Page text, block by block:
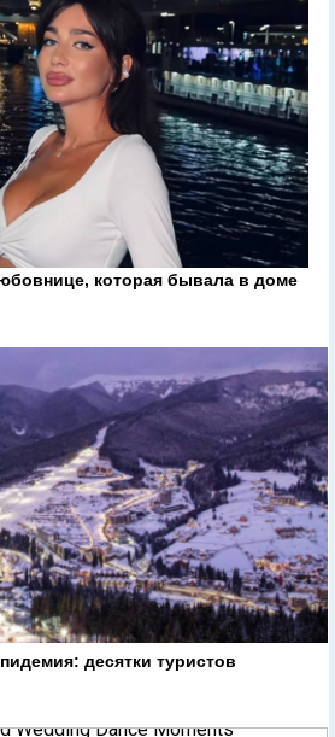
которая бывала в доме
десятки туристов